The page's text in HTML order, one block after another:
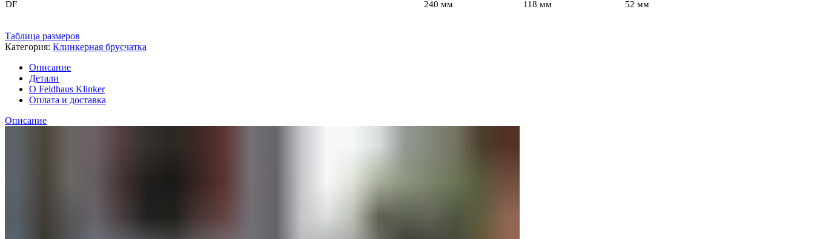
DF
240 мм 118 мм 52 мм
Таблица размеров
Категория: Клинкерная брусчатка
Описание
Детали
О Feldhaus Klinker
Оплата и доставка
Описание